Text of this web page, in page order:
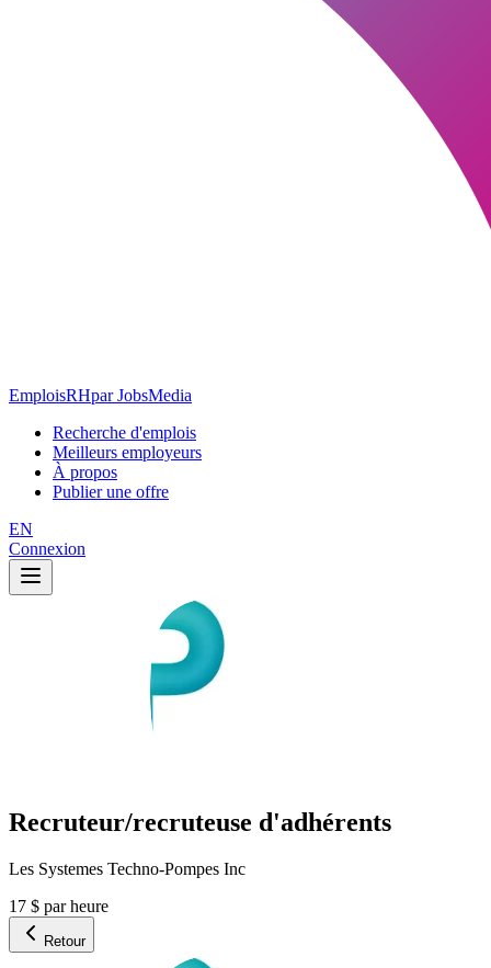
EmploisRHpar JobsMedia
Recherche d'emplois
Meilleurs employeurs
À propos
Publier une offre
EN
Connexion
Recruteur/recruteuse d'adhérents
Les Systemes Techno-Pompes Inc
17 $ par heure
Retour